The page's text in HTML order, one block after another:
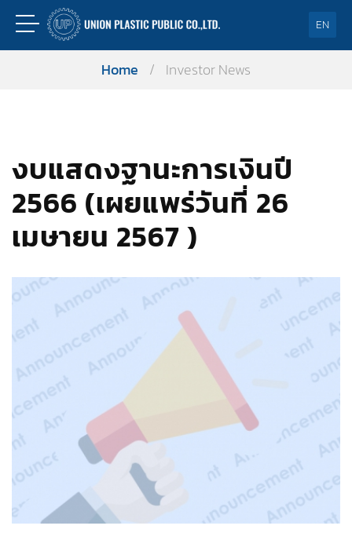
EN
Home / Investor News
งบแสดงฐานะการเงินปี
2566 (เผยแพร่วันที่ 26
เมษายน 2567 )